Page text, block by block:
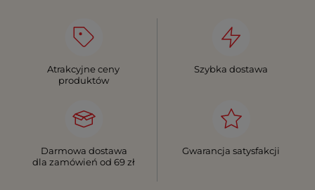
Atrakcyjne ceny
produktów
Szybka dostawa
Darmowa dostawa
dla zamówień od 69 zł
Gwarancja satysfakcji